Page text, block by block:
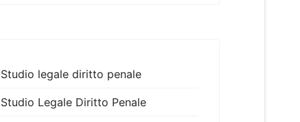
Studio legale diritto penale
Studio Legale Diritto Penale